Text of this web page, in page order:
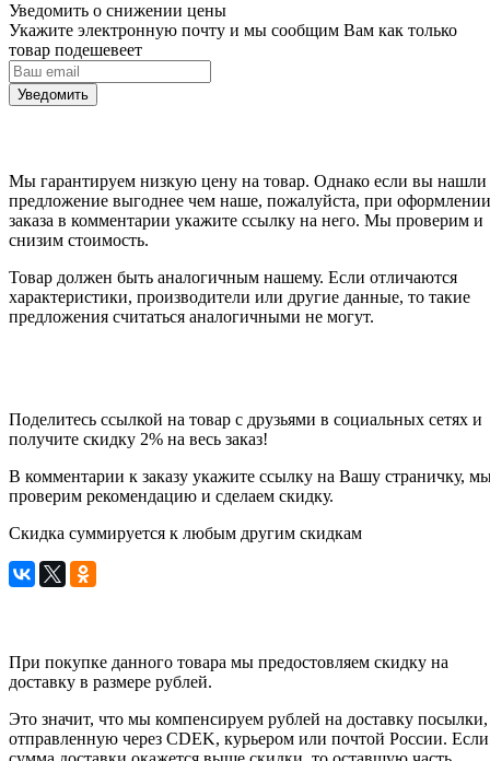
Уведомить о снижении цены
Укажите электронную почту и мы сообщим Вам как только
товар подешевеет
Уведомить
Мы гарантируем низкую цену на товар. Однако если вы нашли
предложение выгоднее чем наше, пожалуйста, при оформлении
заказа в комментарии укажите ссылку на него. Мы проверим и
снизим стоимость.
Товар должен быть аналогичным нашему. Если отличаются
характеристики, производители или другие данные, то такие
предложения считаться аналогичными не могут.
Поделитесь ссылкой на товар с друзьями в социальных сетях и
получите скидку 2% на весь заказ!
В комментарии к заказу укажите ссылку на Вашу страничку,
проверим рекомендацию и сделаем скидку.
Скидка суммируется к любым другим скидкам
При покупке данного товара мы предостовляем скидку на
доставку в размере рублей.
Это значит, что мы компенсируем рублей на доставку посылки,
отправленную через CDEK, курьером или почтой России. Если